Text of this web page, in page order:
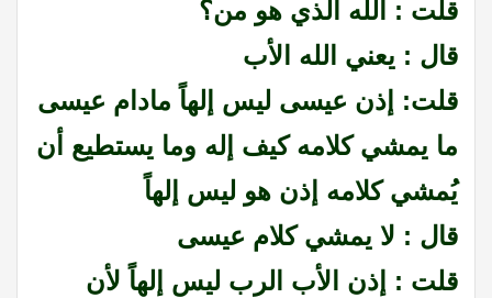
قلت : الله الذي هو من؟
قال : يعني الله الأب
قلت: إذن عيسى ليس إلهاً مادام عيسى
ما يمشي كلامه كيف إله وما يستطيع أن
يُمشي كلامه إذن هو ليس إلهاً
قال : لا يمشي كلام عيسى
قلت : إذن الأب الرب ليس إلهاً لأن